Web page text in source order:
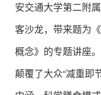
安交通大学第二附
客沙龙，带来题为
概念》的专题讲座
颠覆了大众“减重即